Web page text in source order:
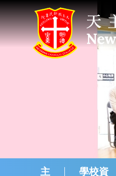
主
學校資